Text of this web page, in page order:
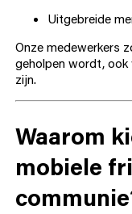
Uitgebreide
Onze medewerkers
geholpen wordt, ook
zijn.
Waarom
mobiele